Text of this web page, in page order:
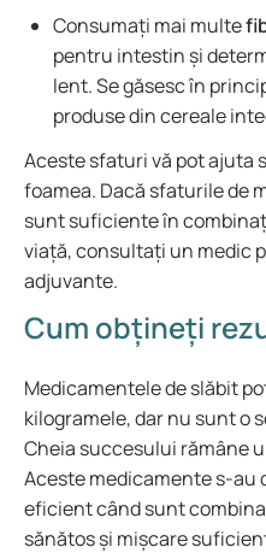
Consumați mai multe
pentru intestin și
lent. Se găsesc în
produse din cereale
Aceste sfaturi vă pot ajuta
foamea. Dacă sfaturile de
sunt suficiente în
viață, consultați un medic
adjuvante.
Cum obțineți
Medicamentele de slăbit
kilogramele, dar nu sunt o
Cheia succesului rămâne
Aceste medicamente s-au
eficient când sunt
sănătos și mișcare